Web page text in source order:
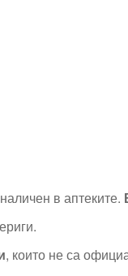
в аптеките.
, които не са